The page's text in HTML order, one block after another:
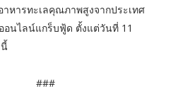
าหารทะเลคุณภาพสูงจากประเทศ
อนไลน์แกร็บฟู้ด ตั้งแต่วันที่ 11